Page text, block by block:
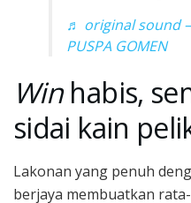
♬ original sound –
PUSPA GOMEN
Winhabis,
sidai kain
Lakonan yang penuh
berjaya membuatkan